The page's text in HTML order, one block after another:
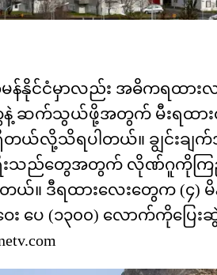
င်ငံမှာလည်း အဓိကရထားလမ်
တွေနဲ့ ဆက်သွယ်ဖို့အတွက် မီးရထာ
လို့သိရပါတယ်။ ချွင်းချက်အန
းသည်တွေအတွက် လိုဏ်ဂူကိုကြည့်
ယ်။ ဒီရထားလေးတွေက (၄)
ပေ (၁၃၀၀) လောက်ကိုပြေး